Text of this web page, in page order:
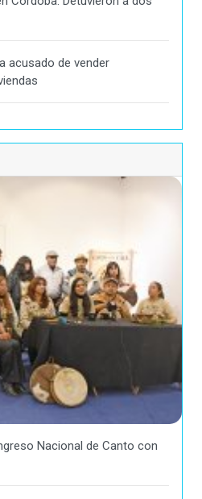
acusado de vender
Nacional de Canto con